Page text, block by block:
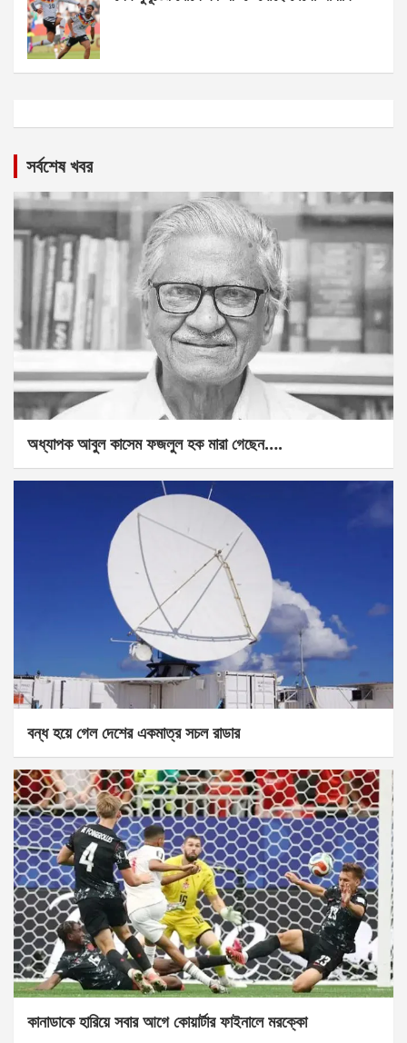
সর্বশেষ খবর
অধ্যাপক আবুল কাসেম ফজলুল হক মারা গেছেন….
বন্ধ হয়ে গেল দেশের একমাত্র সচল রাডার
কানাডাকে হারিয়ে সবার আগে কোয়ার্টার ফাইনালে মরক্কো